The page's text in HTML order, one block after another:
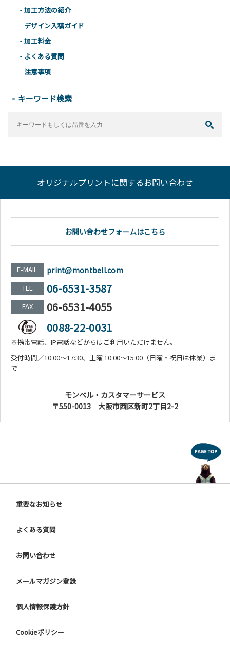
加工方法の紹介
デザイン入稿ガイド
加工料金
よくある質問
注意事項
キーワード検索
オリジナルプリントに関するお問い合わせ
お問い合わせフォームはこちら
E-MAIL print@montbell.com
TEL 06-6531-3587
FAX
06-6531-4055
0088-22-0031
※携帯電話、IP電話などからはご利用いただけません。
受付時間／10:00～17:30、土曜 10:00～15:00（日曜・祝日は休業）ま
で
モンベル・カスタマーサービス
〒550-0013 大阪市西区新町2丁目2-2
重要なお知らせ
よくある質問
お問い合わせ
メールマガジン登録
個人情報保護方針
Cookieポリシー